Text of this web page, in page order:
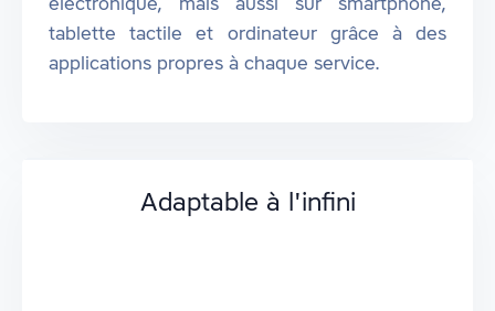
tablette tactile et ordinateur grâce à des
applications propres à chaque service.
Adaptable à l'infini